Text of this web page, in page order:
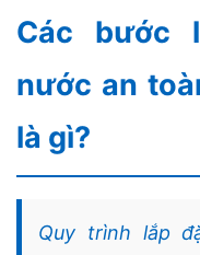
Các bước
nước an
là gì?
Quy trình lắp